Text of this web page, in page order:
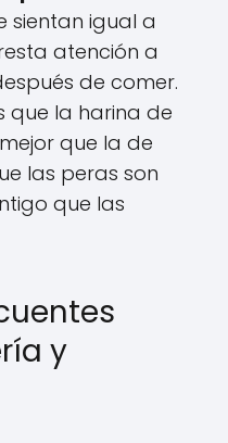
sientan igual a
atención a
de comer.
que la harina de
que la de
las peras son
que las
y